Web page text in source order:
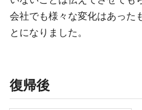
会社でも様々な変化はあった
とになりました。
復帰後